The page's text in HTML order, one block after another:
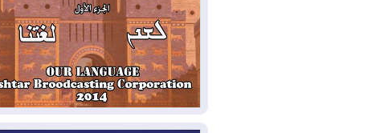
2026-08-05
حرائق فرنسا.. توقيف 402
شخص بينهم 156 قاصرا منذ بداية موسم
الحرائق
2026-08-04سومو: إنتاج النفط في إقليم
كوردستان انخفض إلى أقل من 10%